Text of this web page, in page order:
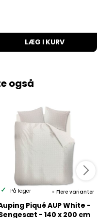
LÆG I KURV
også
Flere varianter
På lager
Piqué AUP White -
- 140 x 200 cm